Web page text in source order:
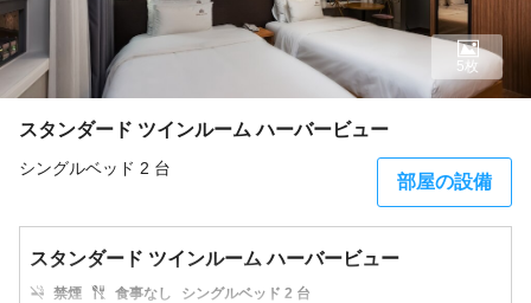
スタンダード ツインルーム ハーバービュー
シングルベッド 2 台
部屋の設備
5枚
スタンダード ツインルーム ハーバービュー
禁煙 食事なし
シングルベッド 2 台